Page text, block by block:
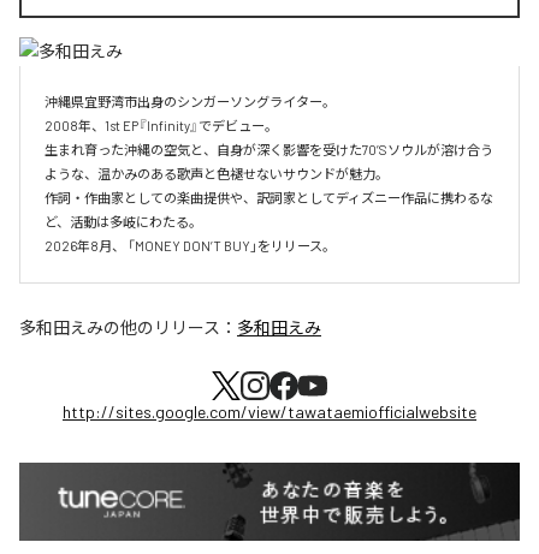
沖縄県宜野湾市出身のシンガーソングライター。
2008年、1st EP『Infinity』でデビュー。
生まれ育った沖縄の空気と、自身が深く影響を受けた70’Sソウルが溶け合う
ような、温かみのある歌声と色褪せないサウンドが魅力。
作詞・作曲家としての楽曲提供や、訳詞家としてディズニー作品に携わるな
ど、活動は多岐にわたる。
2026年8月、 「MONEY DON’T BUY」をリリース。
多和田えみの他のリリース： 多和田えみ
http://sites.google.com/view/tawataemiofficialwebsite